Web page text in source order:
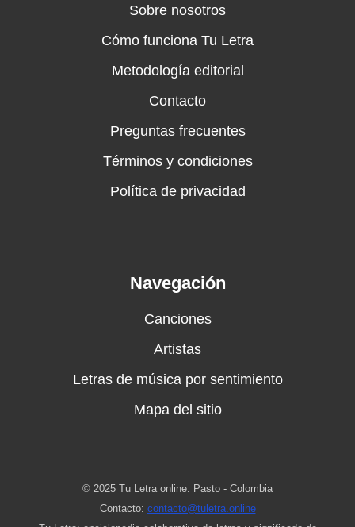
Sobre nosotros
Cómo funciona Tu Letra
Metodología editorial
Contacto
Preguntas frecuentes
Términos y condiciones
Política de privacidad
Navegación
Canciones
Artistas
Letras de música por sentimiento
Mapa del sitio
© 2025 Tu Letra online. Pasto - Colombia
Contacto: contacto@tuletra.online